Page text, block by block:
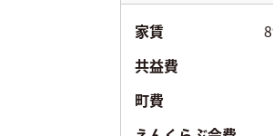
家賃
共益費
町費